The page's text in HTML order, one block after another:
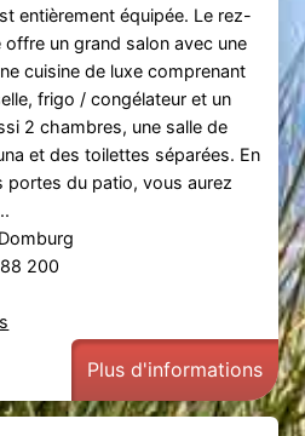
entièrement équipée. Le rez-
un grand salon avec une
cuisine de luxe comprenant
frigo / congélateur et un
2 chambres, une salle de
et des toilettes séparées. En
portes du patio, vous aurez
200
Plus d'informations